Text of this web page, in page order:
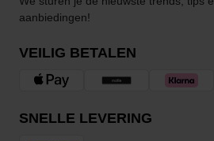
aanbiedingen!
VEILIG BETALEN
SNELLE LEVERING